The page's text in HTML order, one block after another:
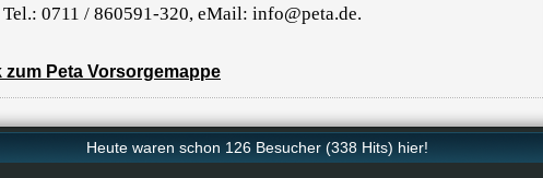
Tel.: 0711 / 860591-320, eMail: info@peta.de.
zum Peta Vorsorgemappe
Heute waren schon 126 Besucher (338 Hits) hier!